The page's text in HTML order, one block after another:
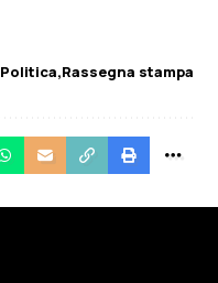
Politica Rassegna stampa